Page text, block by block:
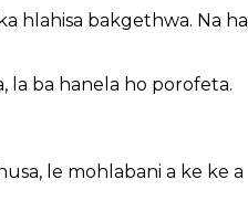
hlahisa bakgethwa. Na ha
la ba hanela ho porofeta.
le mohlabani a ke ke a